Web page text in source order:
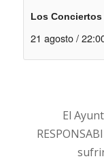
Los Conciertos
21 agosto /
El